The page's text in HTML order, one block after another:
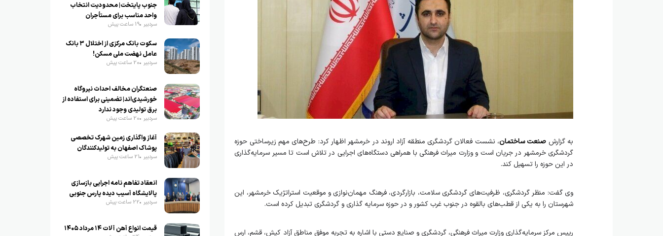
به گزارش صنعت ساختمان، نشست فعالان گردشگری منطقه آزاد اروند در خرمشهر اظهار کرد: طرح‌های مهم زیرساختی حوزه
گردشگری خرمشهر در جریان است و وزارت میراث فرهنگی با همراهی دستگاه‌های اجرایی در تلاش است تا مسیر سرمایه‌گذاری
در این حوزه را تسهیل کند.
وی گفت: منظر گردشگری، ظرفیت‌های گردشگری سلامت، بازارگردی، فرهنگ مهمان‌نوازی و موقعیت استراتژیک خرمشهر، این
شهرستان را به یکی از قطب‌های بالقوه در جنوب غرب کشور و در حوزه سرمایه گذاری و گردشگری تبدیل کرده است.
رییس مرکز سرمایه‌گذاری وزارت میراث فرهنگی، گردشگری و صنایع‌ دستی با اشاره به تجربه موفق مناطق آزاد کیش، قشم، ارس
جنوب پایتخت| محدودیت انتخاب
واحد مناسب برای مستأجران
سردبیر 19 ساعت پیش
سکوت بانک مرکزی از اختلال ۳ بانک
عامل نهضت ملی مسکن!
سردبیر 20 ساعت پیش
صنعتگران مخالف احداث نیروگاه
خورشیدی‌اند| تضمینی برای استفاده از
برق تولیدی وجود ندارد
سردبیر 20 ساعت پیش
آغاز واگذاری زمین شهرک تخصصی
پوشاک اصفهان به تولیدکنندگان
سردبیر 21 ساعت پیش
انعقاد تفاهم نامه اجرایی بازسازی
پالایشگاه آسیب دیده پارس جنوبی
سردبیر 22 ساعت پیش
قیمت انواع آهن آلات ۱۴ مرداد ۱۴۰۵